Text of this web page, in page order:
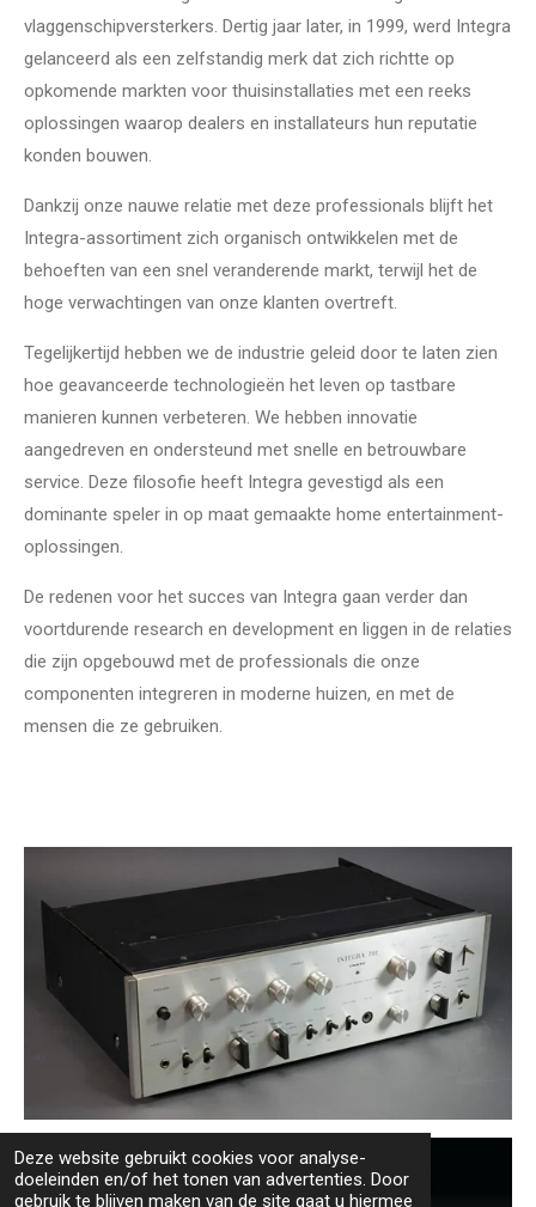
Deze website gebruikt cookies voor analyse-
doeleinden en/of het tonen van advertenties. Door
gebruik te blijven maken van de site gaat u hiermee
vlaggenschipversterkers. Dertig jaar later, in 1999, werd Integra
gelanceerd als een zelfstandig merk dat zich richtte op
opkomende markten voor thuisinstallaties met een reeks
oplossingen waarop dealers en installateurs hun reputatie
konden bouwen.
Dankzij onze nauwe relatie met deze professionals blijft het
Integra-assortiment zich organisch ontwikkelen met de
behoeften van een snel veranderende markt, terwijl het de
hoge verwachtingen van onze klanten overtreft.
Tegelijkertijd hebben we de industrie geleid door te laten zien
hoe geavanceerde technologieën het leven op tastbare
manieren kunnen verbeteren. We hebben innovatie
aangedreven en ondersteund met snelle en betrouwbare
service. Deze filosofie heeft Integra gevestigd als een
dominante speler in op maat gemaakte home entertainment-
oplossingen.
De redenen voor het succes van Integra gaan verder dan
voortdurende research en development en liggen in de relaties
die zijn opgebouwd met de professionals die onze
componenten integreren in moderne huizen, en met de
mensen die ze gebruiken.